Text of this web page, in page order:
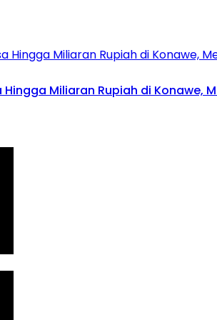
Hingga Miliaran Rupiah di Konawe,